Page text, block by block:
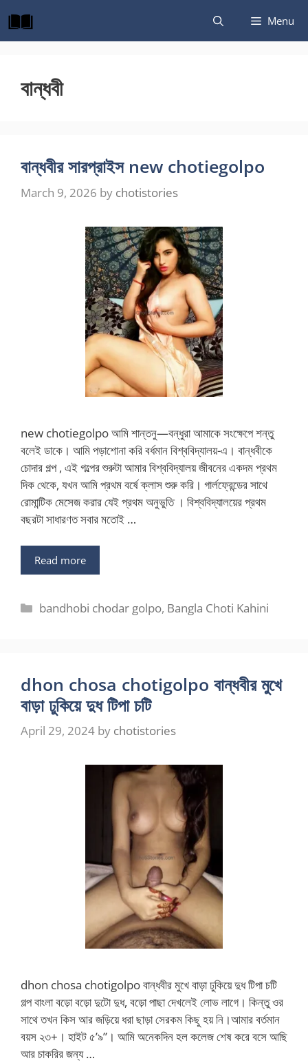
to
content
Menu
বান্ধবী
বান্ধবীর সারপ্রাইস new chotiegolpo
March 9, 2026 by chotistories
new chotiegolpo আমি শান্তনু—বন্ধুরা আমাকে সংক্ষেপে শন্তু
বলেই ডাকে। আমি পড়াশোনা করি বর্ধমান বিশ্ববিদ্যালয়-এ। বান্ধবীকে
চোদার গল্প , এই গল্পের শুরুটা আমার বিশ্ববিদ্যালয় জীবনের একদম প্রথম
দিক থেকে, যখন আমি প্রথম বর্ষে ক্লাস শুরু করি। গার্লফ্রেন্ডের সাথে
রোমান্টিক মেসেজ করার যেই প্রথম অনুভুতি । বিশ্ববিদ্যালয়ের প্রথম
বছরটা সাধারণত সবার মতোই …
Read more
Categories
bandhobi chodar golpo, Bangla Choti Kahini
dhon chosa chotigolpo বান্ধবীর মুখে
বাড়া ঢুকিয়ে দুধ টিপা চটি
April 29, 2024 by chotistories
dhon chosa chotigolpo বান্ধবীর মুখে বাড়া ঢুকিয়ে দুধ টিপা চটি
গল্প বাংলা বড়ো বড়ো দুটো দুধ, বড়ো পাছা দেখলেই লোভ লাগে। কিন্তু ওর
সাথে তখন কিস আর জড়িয়ে ধরা ছাড়া সেরকম কিছু হয় নি।আমার বর্তমান
বয়স ২৩+। হাইট ৫’৯”। আমি অনেকদিন হল কলেজ শেষ করে বসে আছি
আর চাকরির জন্য …